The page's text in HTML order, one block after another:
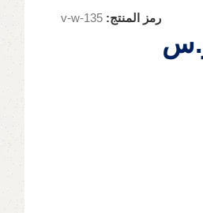
رمز المنتج: v-w-135